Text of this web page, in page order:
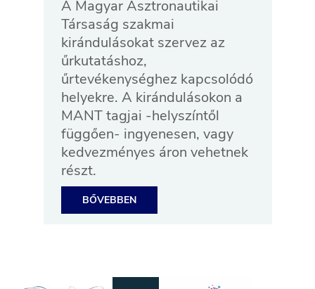
A Magyar Asztronautikai
Társaság szakmai
kirándulásokat szervez az
űrkutatáshoz,
űrtevékenységhez kapcsolódó
helyekre. A kirándulásokon a
MANT tagjai -helyszíntől
függően- ingyenesen, vagy
kedvezményes áron vehetnek
részt.
BŐVEBBEN